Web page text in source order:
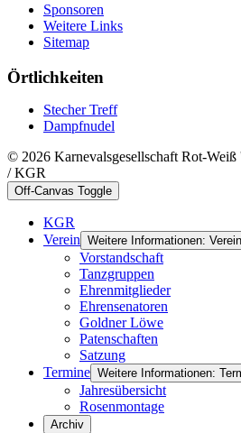
Sponsoren
Weitere Links
Sitemap
Örtlichkeiten
Stecher Treff
Dampfnudel
© 2026 Karnevalsgesellschaft Rot-
/ KGR
Off-Canvas Toggle
KGR
Verein Weitere Informationen: Verein
Vorstandschaft
Tanzgruppen
Ehrenmitglieder
Ehrensenatoren
Goldner Löwe
Patenschaften
Satzung
Termine Weitere Informationen:
Jahresübersicht
Rosenmontage
Archiv